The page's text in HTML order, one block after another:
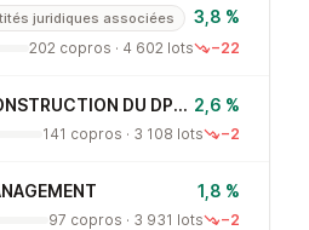
juridiques associées 3,8 %
202 copros · 4 602 lots −22
SEM DE CONSTRUCTION DU DPT DE L AIN 2,6 %
141 copros · 3 108 lots −2
1,8 %
97 copros · 3 931 lots −2